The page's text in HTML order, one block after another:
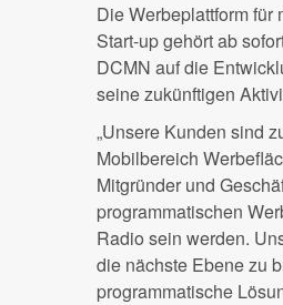
Die Werbeplattform
Start-up gehört ab
DCMN auf die
seine zukünftigen
„Unsere Kunden sind
Mobilbereich
Mitgründer und
programmatischen
Radio sein werden.
die nächste Ebene zu
programmatische